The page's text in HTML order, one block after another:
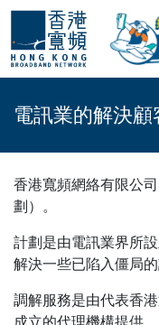
電訊業的解決顧
香港寬頻網絡有限公
劃）。
計劃是由電訊業界所
解決一些已陷入僵局的
調解服務是由代表香